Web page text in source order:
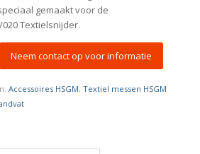
gemaakt voor de
020 Textielsnijder.
Neem contact op voor informatie
Accessoires HSGM, Textiel messen HSGM